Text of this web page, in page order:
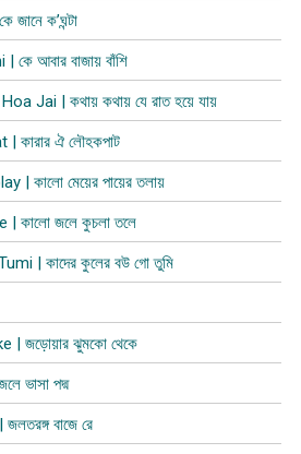
ক’ঘন্টা
আবার বাজায় বাঁশি
Jai | কথায় কথায় যে রাত হয়ে যায়
কারার ঐ লৌহকপাট
কালো মেয়ের পায়ের তলায়
কালো জলে কুচলা তলে
| কাদের কুলের বউ গো তুমি
জড়োয়ার ঝুমকো থেকে
ভাসা পদ্ম
বাজে রে